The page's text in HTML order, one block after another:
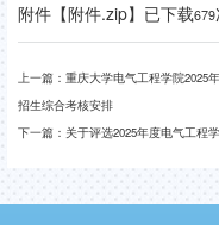
附件【附件.zip】已下载679
上一篇： 重庆大学电气工程学院2025
招生综合考核安排
下一篇： 关于评选2025年度电气工程